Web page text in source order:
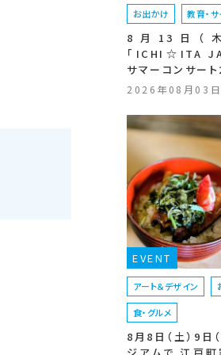
お出かけ 教育・
8月13日（
「ICHI☆ITA
サマーコンサー
2026年08月03日
EVENT
アート＆デザイン
食・グルメ
8月8日（土）9日
ジアムで 江戸町